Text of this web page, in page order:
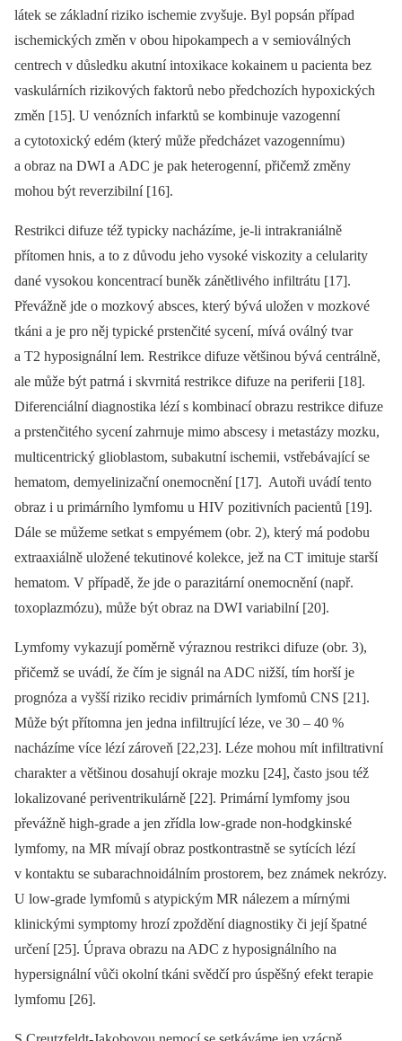
látek se základní riziko ischemie zvyšuje. Byl popsán případ
ischemických změn v obou hipokampech a v semioválných
centrech v důsledku akutní intoxikace kokainem u pa­cienta bez
vaskulárních rizikových faktorů nebo předchozích hypoxických
změn [15]. U venózních infarktů se kombinuje vazogen­ní
a cytotoxický edém (který může předcházet vazogen­nímu)
a obraz na DWI a ADC je pak heterogen­ní, přičemž změny
mohou být reverzibilní [16].
Restrikci difuze též typicky nacházíme, je-li intrakraniálně
přítomen hnis, a to z důvodu jeho vysoké viskozity a celularity
dané vysokou koncentrací buněk zánětlivého infiltrátu [17].
Převážně jde o mozkový absces, který bývá uložen v mozkové
tkáni a je pro něj typické prstenčité sycení, mívá oválný tvar
a T2 hyposignální lem. Restrikce difuze většinou bývá centrálně,
ale může být patrná i skvrnitá restrikce difuze na periferii [18].
Diferenciální dia­gnostika lézí s kombinací obrazu restrikce difuze
a prstenčitého sycení zahrnuje mimo abscesy i metastázy mozku,
multicentrický glioblastom, subakutní ischemii, vstřebávající se
hematom, demyelinizační onemocnění [17]. Autoři uvádí tento
obraz i u primárního lymfomu u HIV pozitivních pa­cientů [19].
Dále se můžeme setkat s empyémem (obr. 2), který má podobu
extra­axiálně uložené tekutinové kolekce, jež na CT imituje starší
hematom. V případě, že jde o parazitární onemocnění (např.
toxoplazmózu), může být obraz na DWI variabilní [20].
Lymfomy vykazují poměrně výraznou restrikci difuze (obr. 3),
přičemž se uvádí, že čím je signál na ADC nižší, tím horší je
prognóza a vyšší riziko recidiv primárních lymfomů CNS [21].
Může být přítomna jen jedna infiltrující léze, ve 30 –⁠ 40 %
nacházíme více lézí zároveň [22,23]. Léze mohou mít infiltrativní
charakter a většinou dosahují okraje mozku [24], často jsou též
lokalizované peri­ventrikulárně [22]. Primární lymfomy jsou
převážně high-grade a jen zřídla low-grade non-hodgkinské
lymfomy, na MR mívají obraz postkontrastně se sytících lézí
v kontaktu se subarachnoidálním prostorem, bez známek nekrózy.
U low-grade lymfomů s atypickým MR nálezem a mírnými
klinickými symp­tomy hrozí zpoždění dia­gnostiky či její špatné
určení [25]. Úprava obrazu na ADC z hyposignálního na
hypersignální vůči okolní tkáni svědčí pro úspěšný efekt terapie
lymfomu [26].